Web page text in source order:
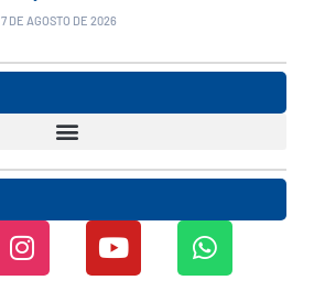
7 DE AGOSTO DE 2026